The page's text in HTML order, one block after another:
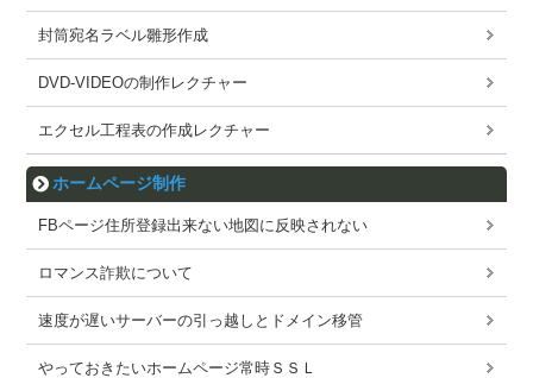
封筒宛名ラベル雛形作成
DVD-VIDEOの制作レクチャー
エクセル工程表の作成レクチャー
ホームページ制作
FBページ住所登録出来ない地図に反映されない
ロマンス詐欺について
速度が遅いサーバーの引っ越しとドメイン移管
やっておきたいホームページ常時ＳＳＬ